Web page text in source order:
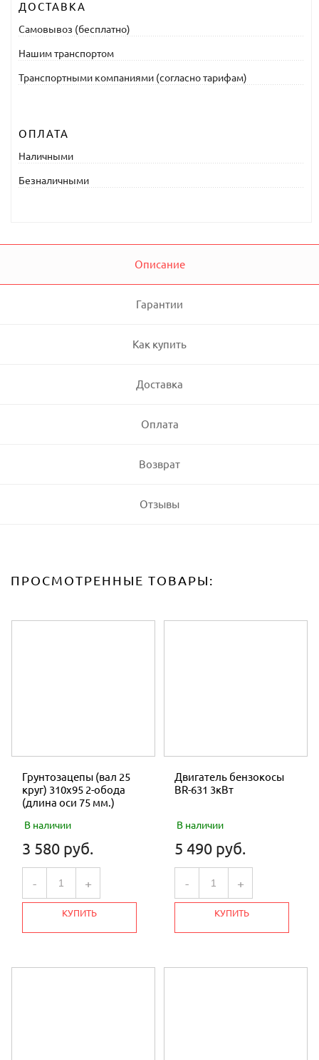
ДОСТАВКА
Самовывоз (бесплатно)
Нашим транспортом
Транспортными компаниями (согласно тарифам)
ОПЛАТА
Наличными
Безналичными
Описание
Гарантии
Как купить
Доставка
Оплата
Возврат
Отзывы
ПРОСМОТРЕННЫЕ ТОВАРЫ:
Грунтозацепы (вал 25
круг) 310х95 2-обода
(длина оси 75 мм.)
В наличии
3 580 руб.
- +
КУПИТЬ
Двигатель бензокосы
BR-631 3кВт
В наличии
5 490 руб.
- +
КУПИТЬ